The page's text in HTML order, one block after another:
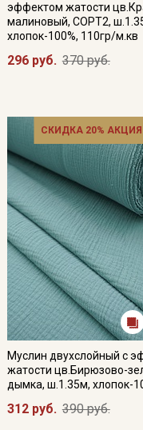
эффектом жатости
малиновый, СОРТ2,
хлопок-100%, 110гр/м.кв
296 руб. 370 руб.
СКИДКА 20% АКЦИЯ
Муслин двухслойный с
жатости цв.Бирюзово-
дымка, ш.1.35м, хлопок-
312 руб. 390 руб.
Купава
здесь
и скидки до
категории
почта